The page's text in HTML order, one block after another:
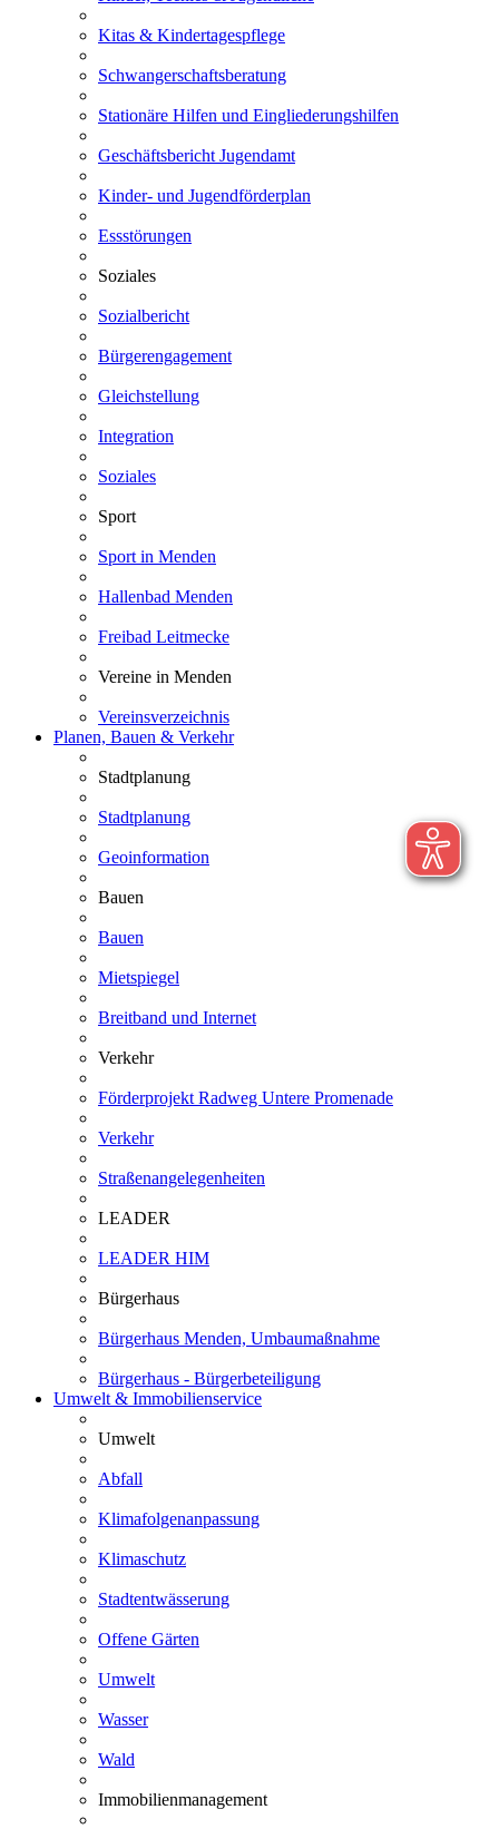
Kitas & Kindertagespflege
Schwangerschaftsberatung
Stationäre Hilfen und Eingliederungshilfen
Geschäftsbericht Jugendamt
Kinder- und Jugendförderplan
Essstörungen
Soziales
Sozialbericht
Bürgerengagement
Gleichstellung
Integration
Soziales
Sport
Sport in Menden
Hallenbad Menden
Freibad Leitmecke
Vereine in Menden
Vereinsverzeichnis
Planen, Bauen & Verkehr
Stadtplanung
Stadtplanung
Geoinformation
Bauen
Bauen
Mietspiegel
Breitband und Internet
Verkehr
Förderprojekt Radweg Untere Promenade
Verkehr
Straßenangelegenheiten
LEADER
LEADER HIM
Bürgerhaus
Bürgerhaus Menden, Umbaumaßnahme
Bürgerhaus - Bürgerbeteiligung
Umwelt & Immobilienservice
Umwelt
Abfall
Klimafolgenanpassung
Klimaschutz
Stadtentwässerung
Offene Gärten
Umwelt
Wasser
Wald
Immobilienmanagement